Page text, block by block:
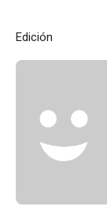
Edición